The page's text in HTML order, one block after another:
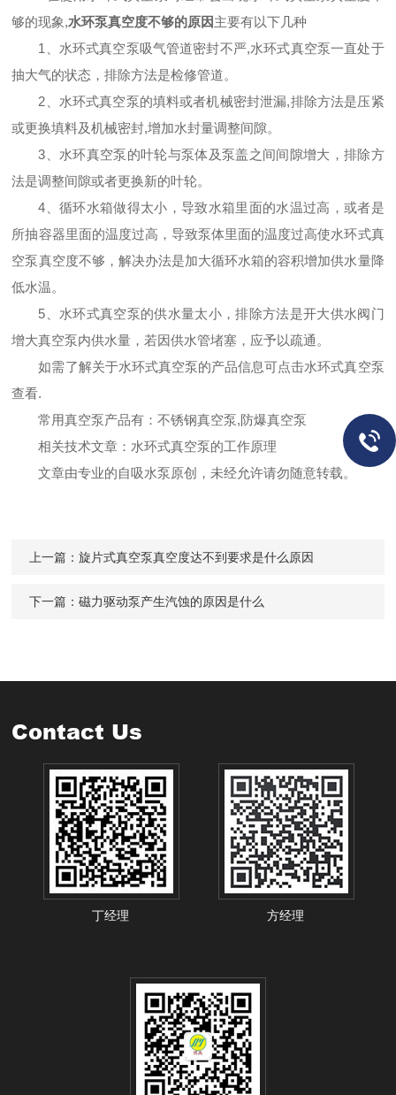
够的现象,水环泵真空度不够的原因主要有以下几种
1
、水环式真空泵吸气管道密封不严,水环式真空泵一直处于
抽大气的状态，排除方法是检修管道。
2 、水环式真空泵的填料或者机械密封泄漏,排除方法是压紧
或更换填料及机械密封,增加水封量调整间隙。
3 、水环真空泵的叶轮与泵体及泵盖之间间隙增大，排除方
法是调整间隙或者更换新的叶轮。
4 、循环水箱做得太小，导致水箱里面的水温过高，或者是
所抽容器里面的温度过高，导致泵体里面的温度过高使水环式真
空泵真空度不够，解决办法是加大循环水箱的容积增加供水量降
低水温。
5 、水环式真空泵的供水量太小，排除方法是开大供水阀门
增大真空泵内供水量，若因供水管堵塞，应予以疏通。
如需了解关于水环式真空泵的产品信息可点击水环式真空泵
查看.
常用真空泵产品有：不锈钢真空泵,防爆真空泵
相关技术文章： 水环式真空泵的工作原理
文章由专业的自吸水泵原创，未经允许请勿随意转载。
上一篇：旋片式真空泵真空度达不到要求是什么原因
下一篇：磁力驱动泵产生汽蚀的原因是什么
Contact Us
丁经理 方经理